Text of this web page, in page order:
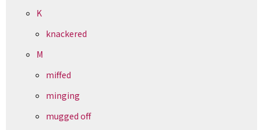
K
knackered
M
miffed
minging
mugged off